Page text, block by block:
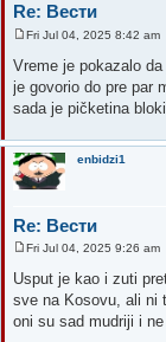
Re: Вести
s
Fri Jul 04, 2025 8:42 am
Vreme je pokazalo
je govorio do pre par
sada je pičketina
enbidzi1
Re: Вести
s
t
Fri Jul 04, 2025 9:26 am
Usput je kao i zuti
sve na Kosovu, ali ni
oni su sad mudriji i